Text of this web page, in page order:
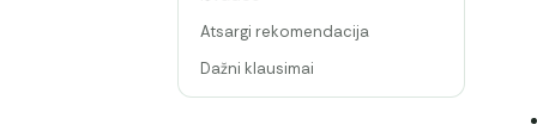
Atsargi rekomendacija
Dažni klausimai